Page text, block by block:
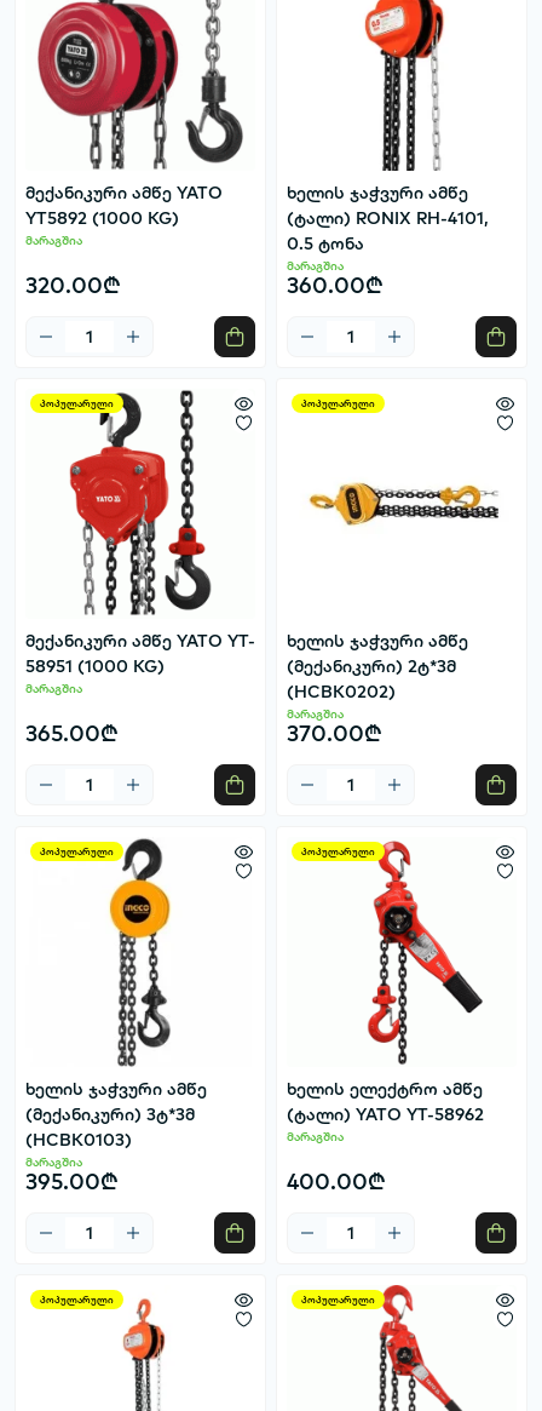
მექანიკური ამწე YATO
YT5892 (1000 KG)
მარაგშია
320.00₾
ხელის ჯაჭვური ამწე
(ტალი) RONIX RH-4101,
0.5 ტონა
მარაგშია
360.00₾
პოპულარული
მექანიკური ამწე YATO YT-
58951 (1000 KG)
მარაგშია
365.00₾
პოპულარული
ხელის ჯაჭვური ამწე
(მექანიკური) 2ტ*3მ
(HCBK0202)
მარაგშია
370.00₾
პოპულარული
ხელის ჯაჭვური ამწე
(მექანიკური) 3ტ*3მ
(HCBK0103)
მარაგშია
395.00₾
პოპულარული
ხელის ელექტრო ამწე
(ტალი) YATO YT-58962
მარაგშია
400.00₾
პოპულარული პოპულარული